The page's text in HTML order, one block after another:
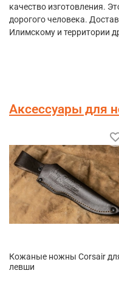
качество изготовления.
дорогого человека.
Илимскому и территории
Аксессуары для
Кожаные ножны Corsair
левши